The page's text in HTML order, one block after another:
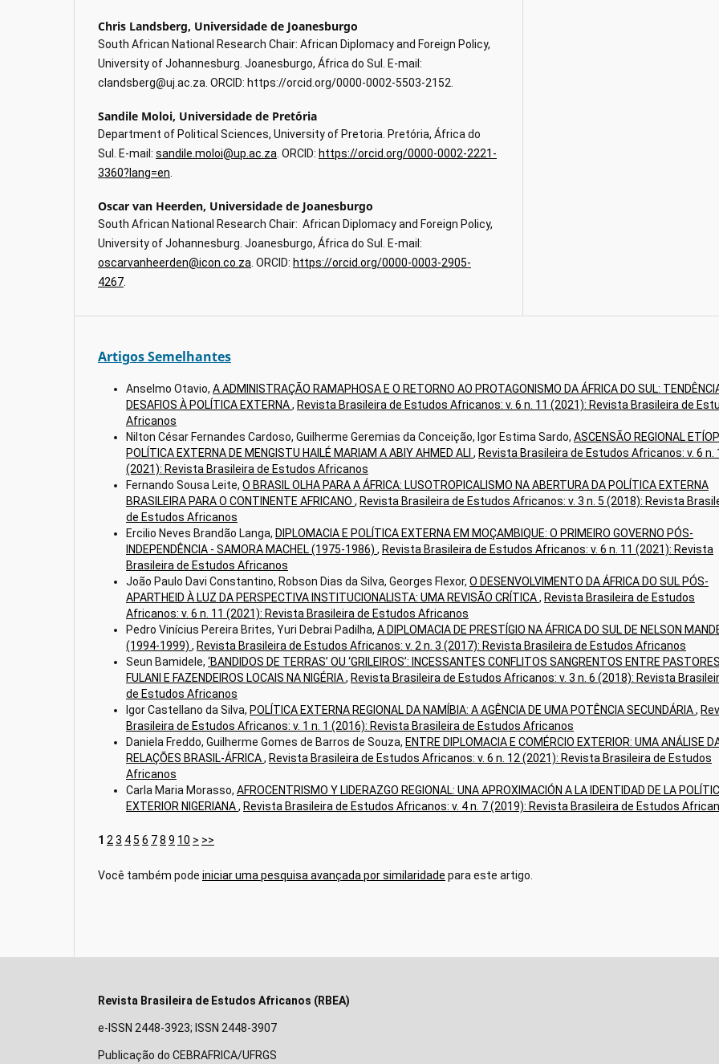
Chris Landsberg, Universidade de Joanesburgo
South African National Research Chair: African Diplomacy and Foreign Policy,
University of Johannesburg. Joanesburgo, África do Sul. E-mail:
clandsberg@uj.ac.za. ORCID: https://orcid.org/0000-0002-5503-2152.
Sandile Moloi, Universidade de Pret´ória
Department of Political Sciences, University of Pretoria. Pretória, África do
Sul. E-mail: sandile.moloi@up.ac.za . ORCID: https://orcid.org/0000-0002-2221-
3360?lang=en
Oscar van Heerden, Universidade de Joanesburgo
South African National Research Chair: African Diplomacy and Foreign Policy,
University of Johannesburg. Joanesburgo, África do Sul. E-mail:
oscarvanheerden@icon.co.za . ORCID: https://orcid.org/0000-0003-2905-
4267
Artigos Semelhantes
Anselmo Otavio, A ADMINISTRAÇÃO RAMAPHOSA E O RETORNO AO PROTAGONISMO DA ÁFRICA DO SUL:
DESAFIOS À POLÍTICA EXTERNA, Revista Brasileira de Estudos Africanos: v. 6 n. 11 (2021): Revista Brasileira de
Africanos
Nilton César Fernandes Cardoso, Guilherme Geremias da Conceição, Igor Estima Sardo, ASCENSÃO REGIONAL
POLÍTICA EXTERNA DE MENGISTU HAILÉ MARIAM A ABIY AHMED ALI , Revista Brasileira de Estudos Africanos: v. 6 n.
(2021): Revista Brasileira de Estudos Africanos
Fernando Sousa Leite, O BRASIL OLHA PARA A ÁFRICA: LUSOTROPICALISMO NA ABERTURA DA POLÍTICA EXTERNA
BRASILEIRA PARA O CONTINENTE AFRICANO , Revista Brasileira de Estudos Africanos: v. 3 n. 5 (2018): Revista
de Estudos Africanos
Ercilio Neves Brandão Langa, DIPLOMACIA E POLÍTICA EXTERNA EM MOÇAMBIQUE: O PRIMEIRO GOVERNO PÓS-
INDEPENDÊNCIA - SAMORA MACHEL (1975-1986) , Revista Brasileira de Estudos Africanos: v. 6 n. 11 (2021): Revista
Brasileira de Estudos Africanos
João Paulo Davi Constantino, Robson Dias da Silva, Georges Flexor, O DESENVOLVIMENTO DA ÁFRICA DO SUL PÓS-
APARTHEID À LUZ DA PERSPECTIVA INSTITUCIONALISTA: UMA REVISÃO CRÍTICA, Revista Brasileira de Estudos
Africanos: v. 6 n. 11 (2021): Revista Brasileira de Estudos Africanos
Pedro Vinícius Pereira Brites, Yuri Debrai Padilha, A DIPLOMACIA DE PRESTÍGIO NA ÁFRICA DO SUL DE NELSON
(1994-1999) , Revista Brasileira de Estudos Africanos: v. 2 n. 3 (2017): Revista Brasileira de Estudos Africanos
Seun Bamidele, ‘BANDIDOS DE TERRAS’ OU ‘GRILEIROS’: INCESSANTES CONFLITOS SANGRENTOS ENTRE PASTORES
FULANI E FAZENDEIROS LOCAIS NA NIGÉRIA, Revista Brasileira de Estudos Africanos: v. 3 n. 6 (2018): Revista
de Estudos Africanos
Igor Castellano da Silva, POLÍTICA EXTERNA REGIONAL DA NAMÍBIA: A AGÊNCIA DE UMA POTÊNCIA SECUNDÁRIA,
Brasileira de Estudos Africanos: v. 1 n. 1 (2016): Revista Brasileira de Estudos Africanos
Daniela Freddo, Guilherme Gomes de Barros de Souza, ENTRE DIPLOMACIA E COMÉRCIO EXTERIOR: UMA ANÁLISE
RELAÇÕES BRASIL-ÁFRICA, Revista Brasileira de Estudos Africanos: v. 6 n. 12 (2021): Revista Brasileira de Estudos
Africanos
Carla Maria Morasso, AFROCENTRISMO Y LIDERAZGO REGIONAL: UNA APROXIMACIÓN A LA IDENTIDAD DE LA
EXTERIOR NIGERIANA, Revista Brasileira de Estudos Africanos: v. 4 n. 7 (2019): Revista Brasileira de Estudos
1 2 3 45 6 78 9 10 > >>
Você também pode iniciar uma pesquisa avançada por similaridade para este artigo.
Revista Brasileira de Estudos Africanos (RBEA)
e-ISSN 2448-3923; ISSN 2448-3907
Publicação do CEBRAFRICA/UFRGS